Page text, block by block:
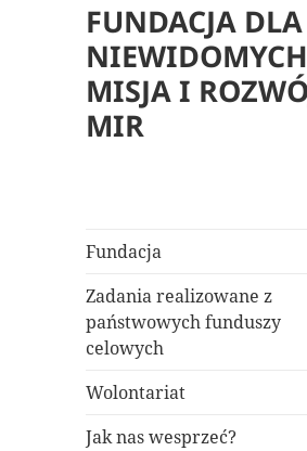
FUNDACJA DLA
NIEWIDOMYCH
MISJA I
MIR
Fundacja
Zadania realizowane z
państwowych funduszy
celowych
Wolontariat
Jak nas wesprzeć?